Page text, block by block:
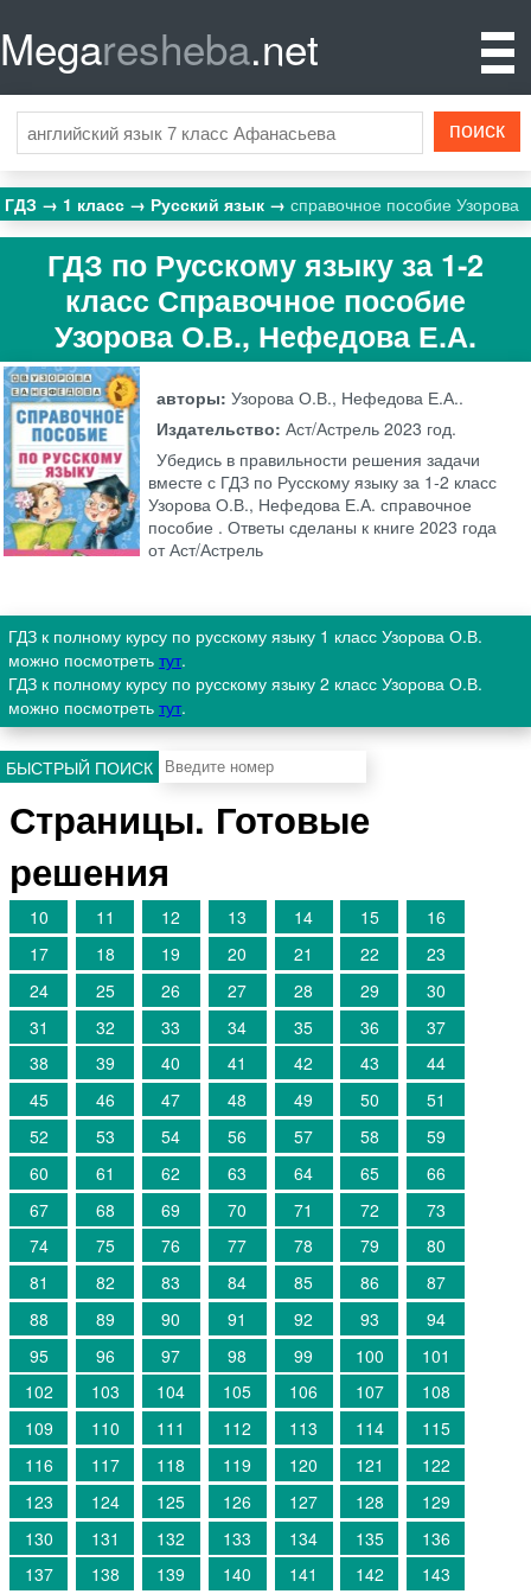
Megaresheba.net
ГДЗ 1 класс Русский язык справочное пособие Узорова
ГДЗ по Русскому языку за 1‐2
класс Справочное пособие
Узорова О.В., Нефедова Е.А.
авторы:Узорова О.В., Нефедова Е.А..
Издательство:Аст/Астрель 2023 год.
Убедись в правильности решения задачи
вместе с ГДЗ по Русскому языку за 1‐2 класс
Узорова О.В., Нефедова Е.А. справочное
пособие . Ответы сделаны к книге 2023 года
от Аст/Астрель
ГДЗ к полному курсу по русскому языку 1 класс Узорова О.В.
можно посмотреть тут.
ГДЗ к полному курсу по русскому языку 2 класс Узорова О.В.
можно посмотреть тут.
БЫСТРЫЙ ПОИСК
Страницы. Готовые
решения
10 11 12 13 14 15
16
17
18 19 20 21 22
23
24
25 26 27 28 29
30
31
32 33 34 35 36
37
38
39 40 41 42 43
44
45
46 47 48 49 50
51
52
53 54 56 57 58
59
60
61 62 63 64 65
66
67
68 69 70 71 72
73
74
75 76 77 78 79
80
81
82 83 84 85 86
87
88
89 90 91 92 93
94
95
96 97 98 99 100
101
102
103 104 105 106 107
108
109
110 111 112 113 114
115
116
117 118 119 120 121
122
123
124 125 126 127 128
129
130
131 132 133 134 135
136
137
138 139 140 141 142 143